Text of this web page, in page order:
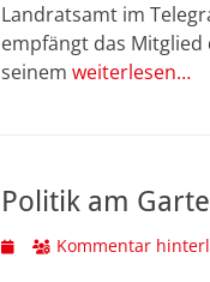
Landratsamt im
empfängt das
seinem weiterlesen…
Politik am
VeröffentlichtKommentar